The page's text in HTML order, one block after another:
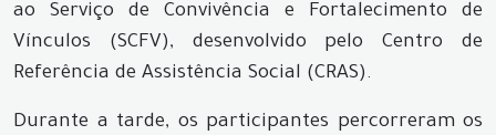
ao Serviço de Convivência e Fortalecimento de
Vínculos (SCFV), desenvolvido pelo Centro de
Referência de Assistência Social (CRAS).
Durante a tarde, os participantes percorreram os